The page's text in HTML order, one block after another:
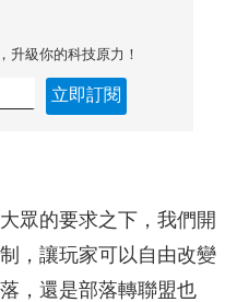
升級你的科技原力！
立即訂閱
眾的要求之下，我們開
，讓玩家可以自由改變
，還是部落轉聯盟也